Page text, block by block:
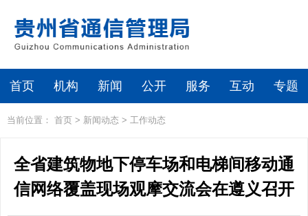
首页 机构 新闻 公开 服务 互动 专题
当前位置： 首页 > 新闻动态 > 工作动态
全省建筑物地下停车场和电梯间移动通
信网络覆盖现场观摩交流会在遵义召开